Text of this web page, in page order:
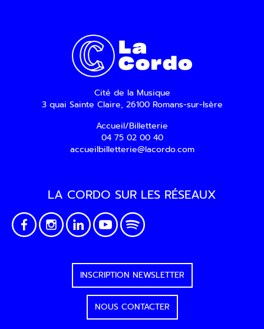
Cité de la Musique
3 quai Sainte Claire, 26100 Romans-sur-Isère
Accueil/Billetterie
04 75 02 00 40
accueilbilletterie@lacordo.com
LA CORDO SUR LES RÉSEAUX
INSCRIPTION NEWSLETTER
NOUS CONTACTER
En indiquant votre adresse email, vous
consentez à recevoir notre lettre
d’information par voie électronique. Vous
pouvez vous désinscrire à tout moment via
les liens de désinscription ou en nous
contactant. Pour en savoir plus, consultez
Politique de confidentialité